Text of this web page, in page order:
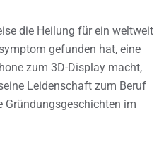
die Heilung für ein weltweit
gefunden hat, eine
zum 3D-Display macht,
Leidenschaft zum Beruf
Gründungsgeschichten im